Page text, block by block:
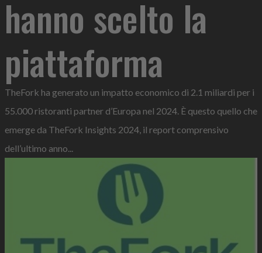
hanno scelto la
piattaforma
TheFork ha generato un impatto economico di 2.1 miliardi per i
55.000 ristoranti partner d’Europa nel 2024. È questo quello che
emerge da TheFork Insights 2024, il report comprensivo
dell’ultimo anno...